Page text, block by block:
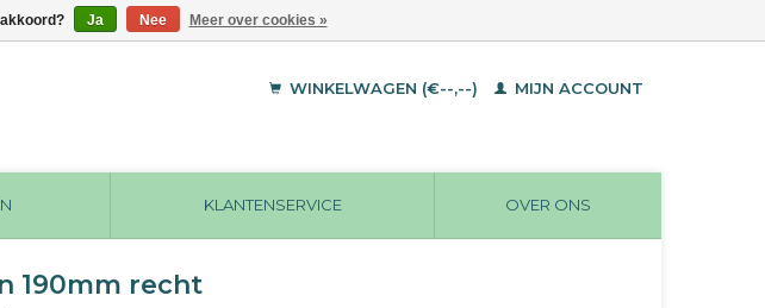
WINKELWAGEN (€--,--) MIJN ACCOUNT
KLANTENSERVICE OVER ONS
190mm recht
Ja Nee Meer over cookies »